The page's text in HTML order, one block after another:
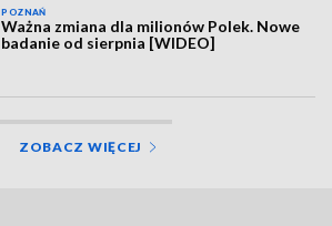
POZNAŃ
Ważna zmiana dla milionów Polek. Nowe
badanie od sierpnia [WIDEO]
ZOBACZ WIĘCEJ